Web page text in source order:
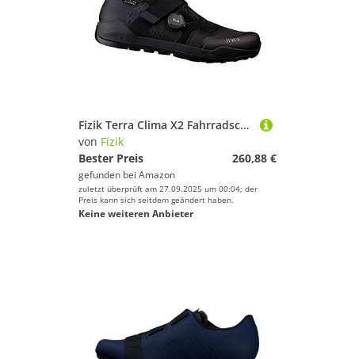
Fizik Terra Clima X2 Fahrradschuh, Schwarz, 40.5
von Fizik
Bester Preis
260,88 €
gefunden bei Amazon
zuletzt überprüft am 27.09.2025 um 00:04; der
Preis kann sich seitdem geändert haben.
Keine weiteren Anbieter